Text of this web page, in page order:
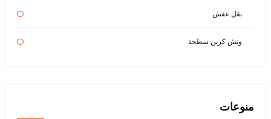
نقل عفش
ونش كرين سطحة
منوعات